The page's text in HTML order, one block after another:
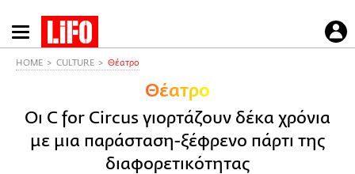
Παράκαμψη
προς
HOME CULTURE Θέατρο
Θέατρο
Οι C for Circus γιορτάζουν δέκα χρόνια
με μια παράσταση-ξέφρενο πάρτι της
διαφορετικότητας